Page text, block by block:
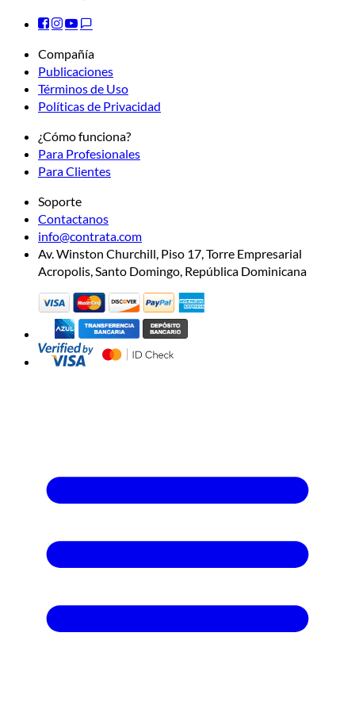
Compañía
Publicaciones
Términos de Uso
Políticas de Privacidad
¿Cómo funciona?
Para Profesionales
Para Clientes
Soporte
Contactanos
info@contrata.com
Av. Winston Churchill, Piso 17, Torre Empresarial
Acropolis, Santo Domingo, República Dominicana